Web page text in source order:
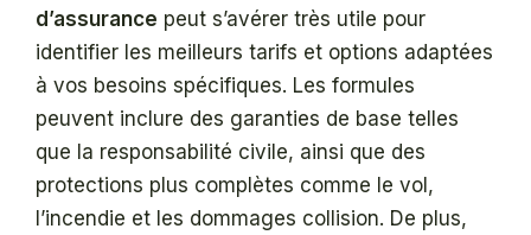
d’assurance peut s’avérer très utile pour
identifier les meilleurs tarifs et options adaptées
à vos besoins spécifiques. Les formules
peuvent inclure des garanties de base telles
que la responsabilité civile, ainsi que des
protections plus complètes comme le vol,
l’incendie et les dommages collision. De plus,